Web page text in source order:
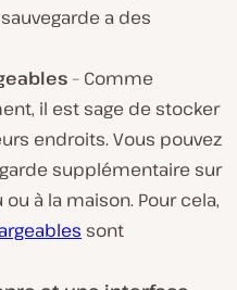
a des
– Comme
il est sage de stocker
endroits. Vous pouvez
supplémentaire sur
à la maison. Pour cela,
sont